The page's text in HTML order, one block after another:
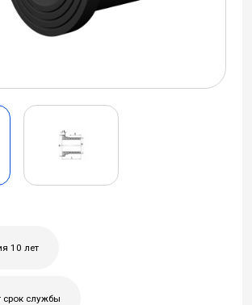
10 лет
срок службы